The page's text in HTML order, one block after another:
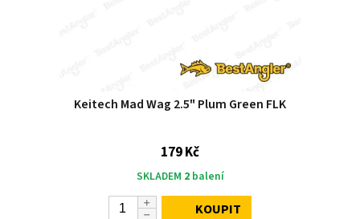
Keitech Mad Wag 2.5" Plum Green FLK
179 Kč
SKLADEM 2balení
KOUPIT